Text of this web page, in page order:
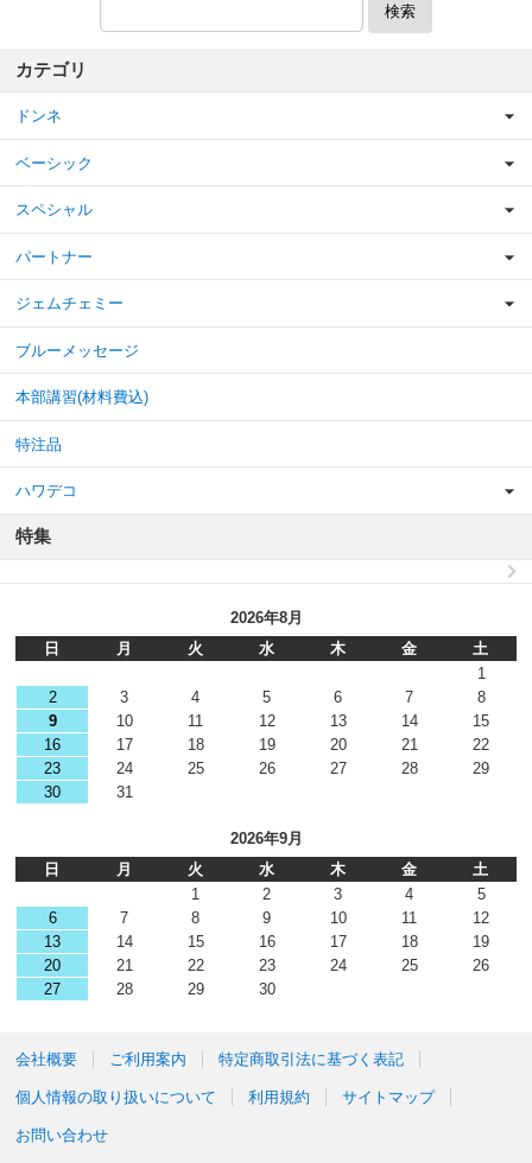
検索
カテゴリ
ドンネ
ベーシック
スペシャル
パートナー
ジェムチェミー
ブルーメッセージ
本部講習(材料費込)
特注品
ハワデコ
特集
2026年8月
日
月 火 水 木 金
土
1
2
3 4 5 6 7
8
9
10 11 12 13 14
15
16
17 18 19 20 21
22
23
24 25 26 27 28
29
30
31
2026年9月
日
月 火 水 木 金
土
1
2 3 4
5
6
7 8 9 10 11
12
13
14 15 16 17 18
19
20
21 22 23 24 25
26
27
28 29 30
会社概要 ご利用案内 特定商取引法に基づく表記
個人情報の取り扱いについて 利用規約 サイトマップ
お問い合わせ